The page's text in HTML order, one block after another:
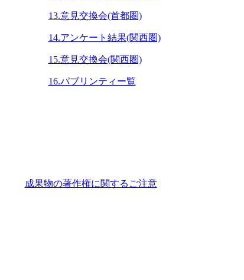
13.意見交換会(首都圏)
14.アンケート結果(関西圏)
15.意見交換会(関西圏)
16.パブリンティー覧
成果物の著作権に関するご注意